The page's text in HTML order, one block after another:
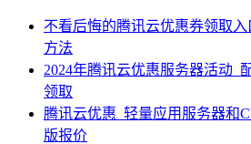
不看后悔的腾讯云优惠券领取
方法
2024年腾讯云优惠服务器活动_
领取
腾讯云优惠_轻量应用服务器和
版报价